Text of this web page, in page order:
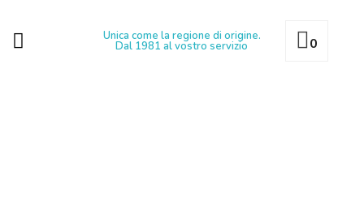
Unica come la regione di origine.
Dal 1981 al vostro servizio 0